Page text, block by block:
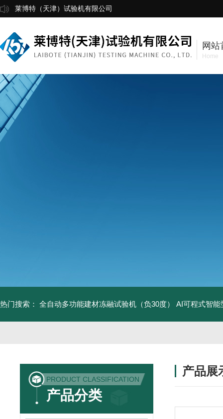
莱博特（天津）试验机有限公司
网站
Home
热门搜索： 全自动多功能建材冻融试验机（负30度） AI可程式智能
PRODUCT CLASSIFICATION
产品分类
产品展